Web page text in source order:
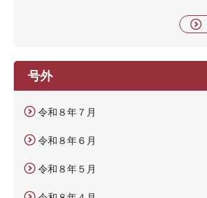
号外
令和８年７月
令和８年６月
令和８年５月